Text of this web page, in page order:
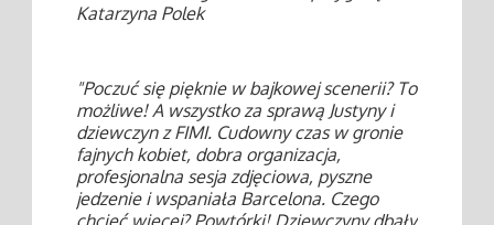
Katarzyna Polek
"Poczuć się pięknie w bajkowej scenerii? To
możliwe! A wszystko za sprawą Justyny i
dziewczyn z FIMI. Cudowny czas w gronie
fajnych kobiet, dobra organizacja,
profesjonalna sesja zdjęciowa, pyszne
jedzenie i wspaniała Barcelona. Czego